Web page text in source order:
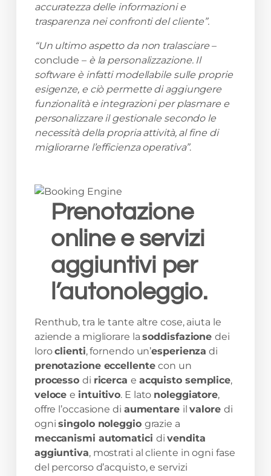
accuratezza delle informazioni e
trasparenza nei confronti del cliente”.
“Un ultimo aspetto da non tralasciare–
conclude – è la personalizzazione. Il
software è infatti modellabile sulle proprie
esigenze, e ciò permette di aggiungere
funzionalità e integrazioni per plasmare e
personalizzare il gestionale secondo le
necessità della propria attività, al fine di
migliorarne l’efficienza operativa”.
Prenotazione
online e servizi
aggiuntivi per
l’autonoleggio.
Renthub, tra le tante altre cose, aiuta le
aziende a migliorare lasoddisfazionedei
loroclienti, fornendo un’esperienza di
prenotazione eccellentecon un
processo di ricerca e acquisto semplice,
velocee intuitivo. E lato noleggiatore,
offre l’occasione di aumentare ilvalore di
ognisingolo noleggio grazie a
meccanismi automatici divendita
aggiuntiva, mostrati al cliente in ogni fase
del percorso d’acquisto, e servizi